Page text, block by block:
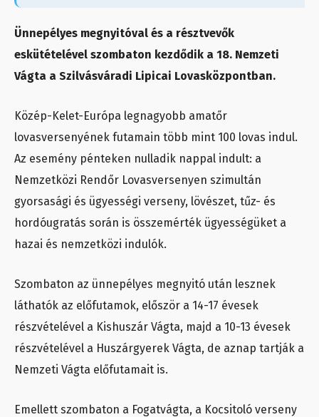
Ünnepélyes megnyitóval és a résztvevők
eskütételével szombaton kezdődik a 18. Nemzeti
Vágta a Szilvásváradi Lipicai Lovasközpontban.
Közép-Kelet-Európa legnagyobb amatőr
lovasversenyének futamain több mint 100 lovas indul.
Az esemény pénteken nulladik nappal indult: a
Nemzetközi Rendőr Lovasversenyen szimultán
gyorsasági és ügyességi verseny, lövészet, tűz- és
hordóugratás során is összemérték ügyességüket a
hazai és nemzetközi indulók.
Szombaton az ünnepélyes megnyitó után lesznek
láthatók az előfutamok, először a 14-17 évesek
részvételével a Kishuszár Vágta, majd a 10-13 évesek
részvételével a Huszárgyerek Vágta, de aznap tartják a
Nemzeti Vágta előfutamait is.
Emellett szombaton a Fogatvágta, a Kocsitoló verseny